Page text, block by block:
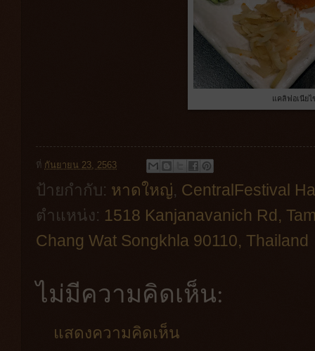
แคลิฟอเนียไ
ที่ กันยายน 23, 2563
ป้ายกำกับ: หาดใหญ่, CentralFestival
ตำแหน่ง: 1518 Kanjanavanich Rd,
Chang Wat Songkhla 90110, Thailand
ไม่มีความคิดเห็น:
แสดงความคิดเห็น